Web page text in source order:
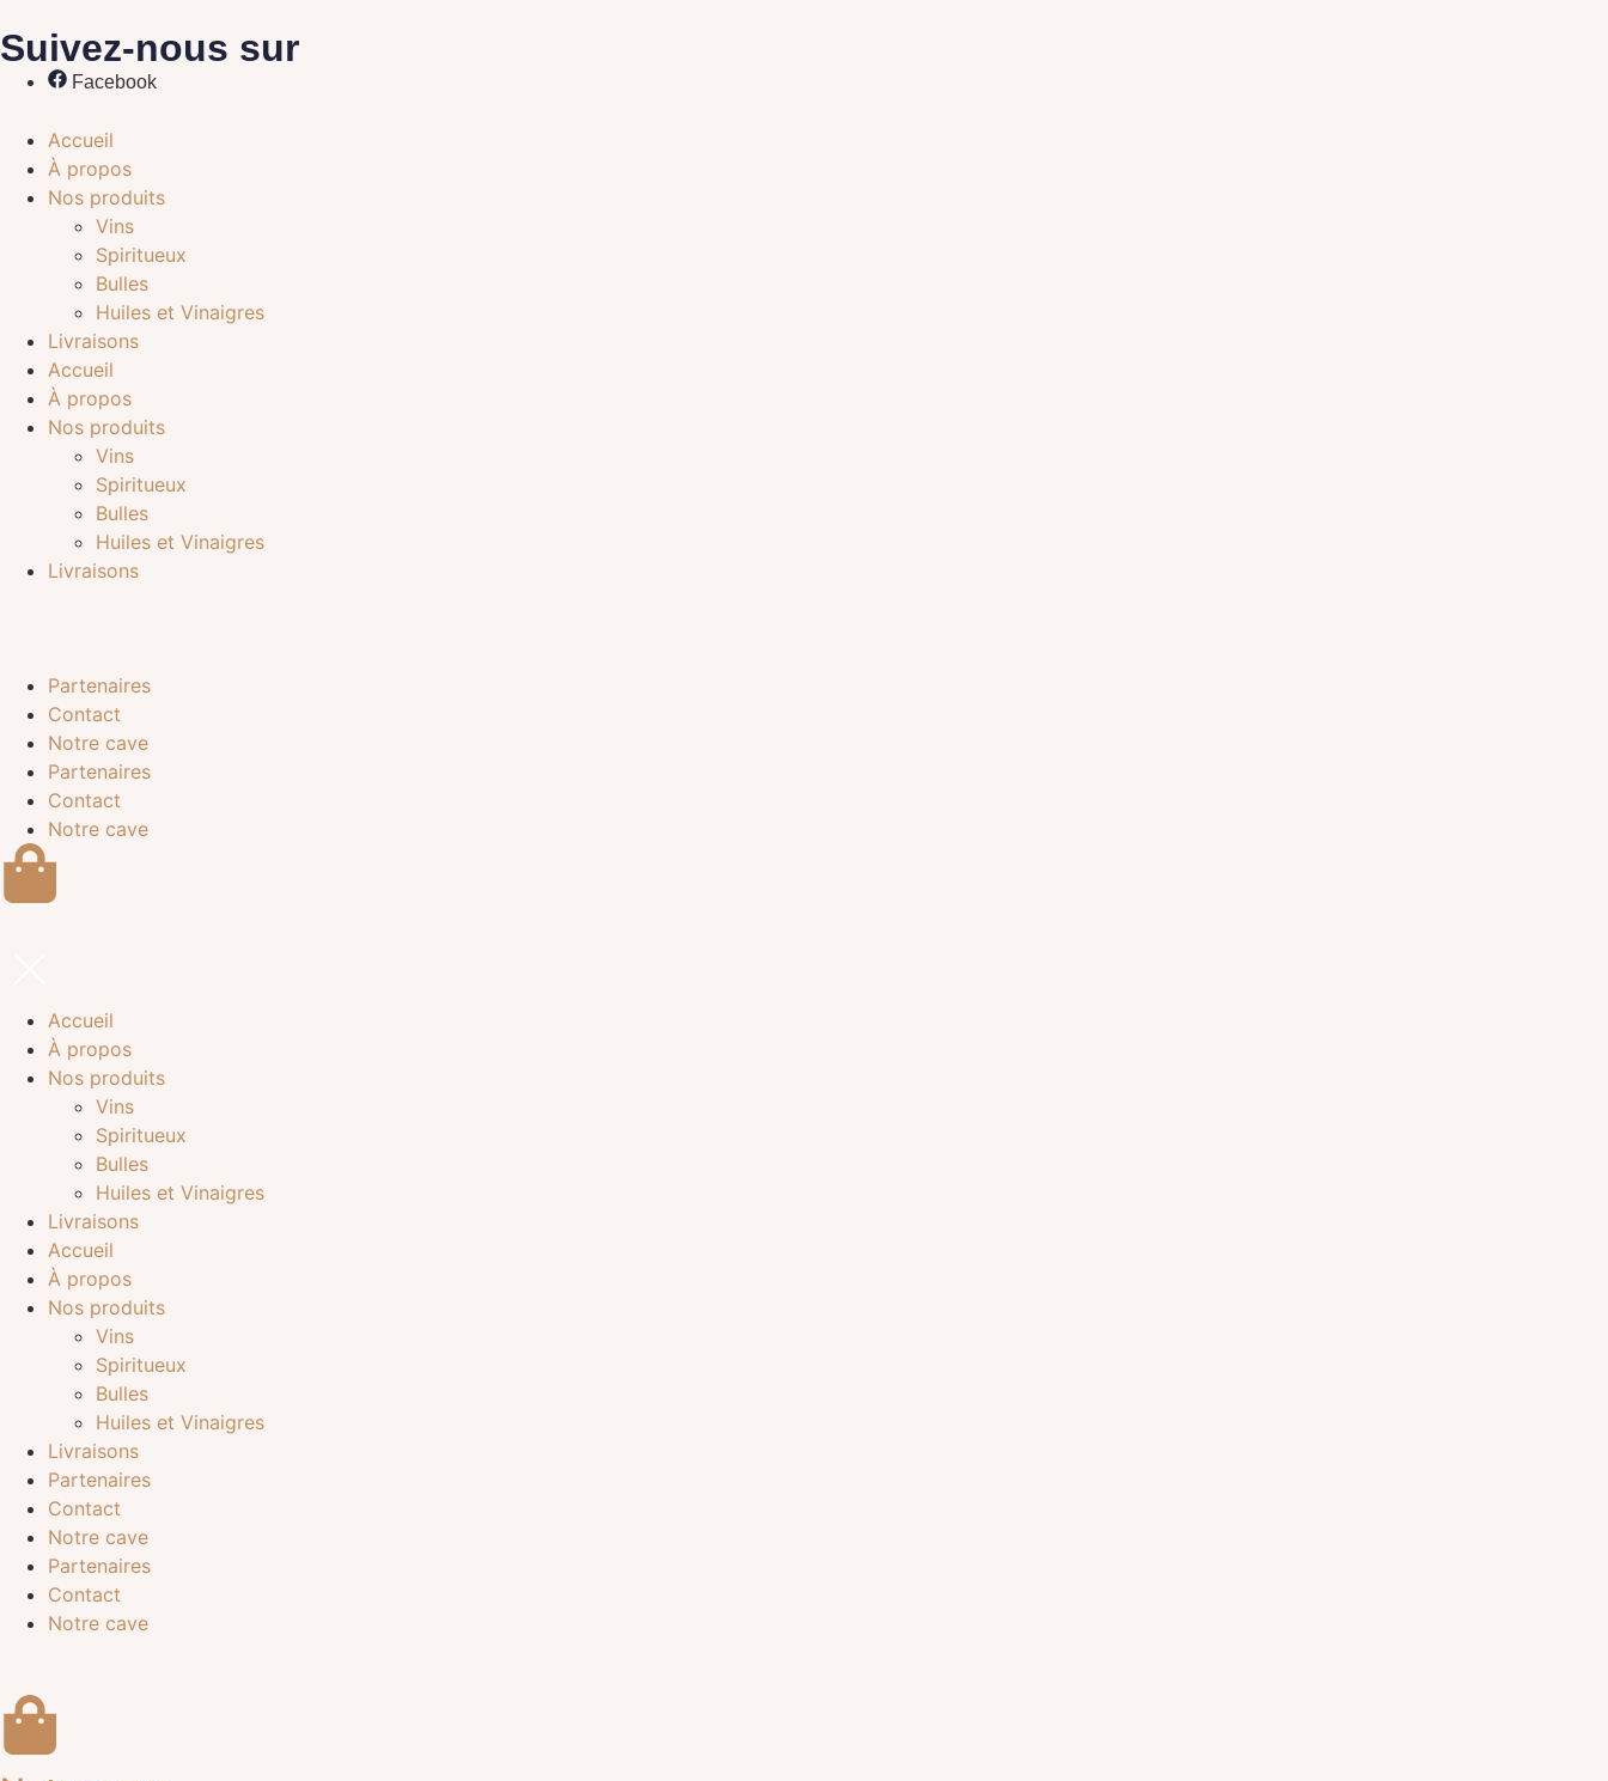
Suivez-nous sur
Facebook
Accueil
À propos
Nos produits
Vins
Spiritueux
Bulles
Huiles et Vinaigres
Livraisons
Accueil
À propos
Nos produits
Vins
Spiritueux
Bulles
Huiles et Vinaigres
Livraisons
Partenaires
Contact
Notre cave
Partenaires
Contact
Notre cave
Accueil
À propos
Nos produits
Vins
Spiritueux
Bulles
Huiles et Vinaigres
Livraisons
Accueil
À propos
Nos produits
Vins
Spiritueux
Bulles
Huiles et Vinaigres
Livraisons
Partenaires
Contact
Notre cave
Partenaires
Contact
Notre cave